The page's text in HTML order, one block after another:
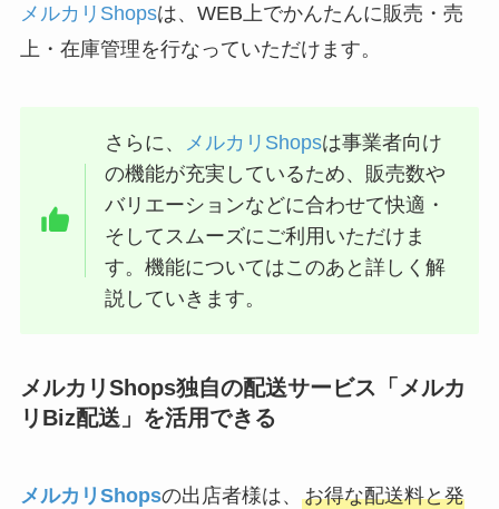
メルカリShopsは、WEB上でかんたんに販売・売
上・在庫管理を行なっていただけます。
さらに、 メルカリShopsは事業者向け
の機能が充実しているため、販売数や
バリエーションなどに合わせて快適・
そしてスムーズにご利用いただけま
す。機能についてはこのあと詳しく解
説していきます。
メルカリShops独自の配送サービス「メルカ
リBiz配送」を活用できる
メルカリShopsの出店者様は、 お得な配送料と発